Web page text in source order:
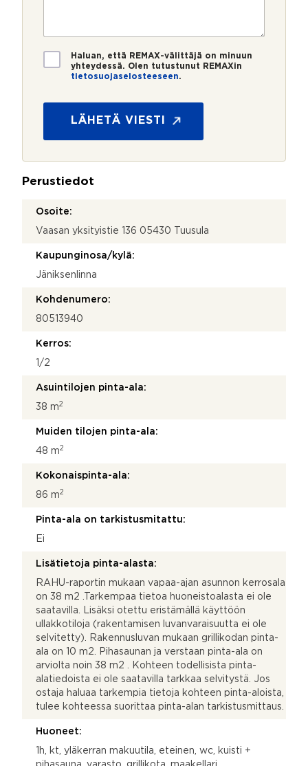
o
*
i
*
T
i
o
*
Haluan, että REMAX-välittäjä on minuun
yhteydessä. Olen tutustunut REMAXin
tietosuojaselosteeseen.
o
e
V
t
LÄHETÄ VIESTI
Perustiedot
Osoite:
Vaasan yksityistie 136 05430 Tuusula
Kaupunginosa/kylä:
Jäniksenlinna
Kohdenumero:
80513940
Kerros:
1/2
Asuintilojen pinta-ala:
38 m2
Muiden tilojen pinta-ala:
48 m2
Kokonaispinta-ala:
86 m2
Pinta-ala on tarkistusmitattu:
Ei
Lisätietoja pinta-alasta:
RAHU-raportin mukaan vapaa-ajan asunnon kerrosala
on 38 m2 .Tarkempaa tietoa huoneistoalasta ei ole
saatavilla. Lisäksi otettu eristämällä käyttöön
ullakkotiloja (rakentamisen luvanvaraisuutta ei ole
selvitetty). Rakennusluvan mukaan grillikodan pinta-
ala on 10 m2. Pihasaunan ja verstaan pinta-ala on
arviolta noin 38 m2 . Kohteen todellisista pinta-
alatiedoista ei ole saatavilla tarkkaa selvitystä. Jos
ostaja haluaa tarkempia tietoja kohteen pinta-aloista,
tulee kohteessa suorittaa pinta-alan tarkistusmittaus.
Huoneet:
1h, kt, yläkerran makuutila, eteinen, wc, kuisti +